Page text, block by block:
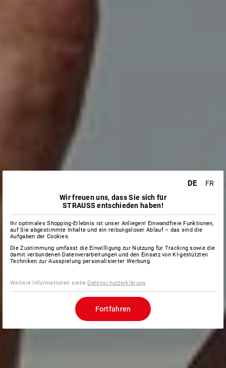
DE
FR
Wir freuen uns, dass Sie sich für
STRAUSS entschieden haben!
Ihr optimales Shopping-Erlebnis ist unser Anliegen! Einwandfreie Funktionen,
auf Sie abgestimmte Inhalte und ein reibungsloser Ablauf – das sind die
Aufgaben der Cookies.
Die Zustimmung umfasst die Einwilligung zur Nutzung für Tracking sowie die
damit verbundenen Datenverarbeitungen und den Einsatz von KI-gestützten
Techniken zur Ausspielung personalisierter Werbung.
Weitere Informationen siehe Datenschutzerklärung.
Fortfahren